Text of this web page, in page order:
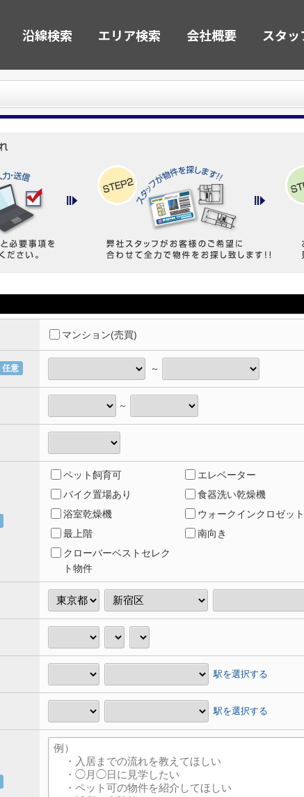
沿線検索 エリア検索 会社概要 スタッ
マンション(売買)
任意 ～
～
ペット飼育可 エレベーター
バイク置場あり
食器洗い乾燥機
浴室乾燥機
ウォークインクロゼット
最上階
南向き
クローバーベストセレク
ト物件
駅を選択する
駅を選択する